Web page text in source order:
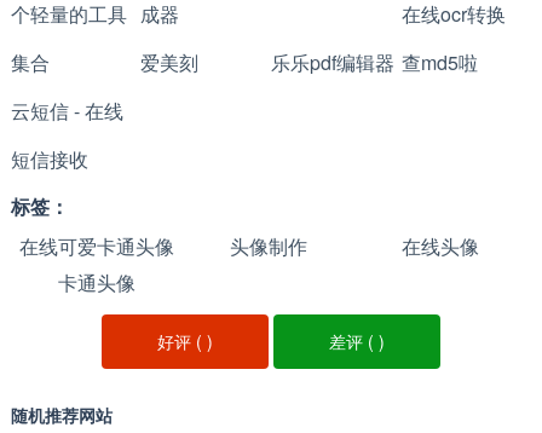
个轻量的工具
集合
成器
在线ocr转换
爱美刻
乐乐pdf编辑器 查md5啦
云短信 - 在线
短信接收
标签：
在线可爱卡通头像
制作
头像制作
在线头像
卡通头像
好评 () 差评 ( )
随机推荐网站